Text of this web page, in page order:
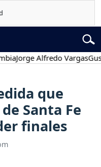
Alfredo VargasGustavo
que
Santa Fe
finales